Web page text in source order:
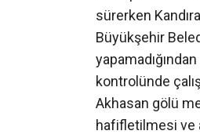
kontrolünde
Akhasan gölü
hafifletilmesi ve
uzatılacağı
devamlı açık